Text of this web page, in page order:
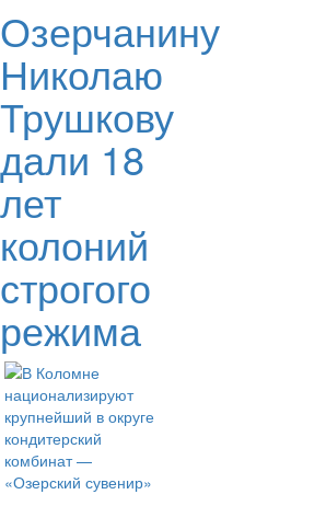
Озерчанину
Николаю
Трушкову
дали 18
лет
колоний
строгого
режима